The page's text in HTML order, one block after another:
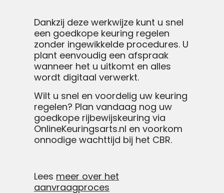
Dankzij deze werkwijze kunt u snel
een goedkope keuring regelen
zonder ingewikkelde procedures. U
plant eenvoudig een afspraak
wanneer het u uitkomt en alles
wordt digitaal verwerkt.
Wilt u snel en voordelig uw keuring
regelen? Plan vandaag nog uw
goedkope rijbewijskeuring via
OnlineKeuringsarts.nl en voorkom
onnodige wachttijd bij het CBR.
Lees meer over het
aanvraagproces